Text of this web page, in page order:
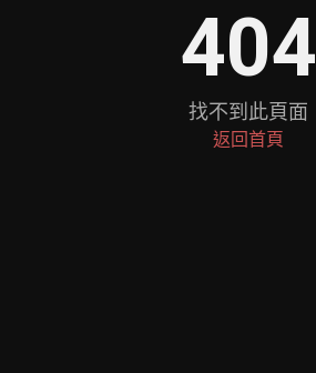
404
找不到此頁面
返回首頁